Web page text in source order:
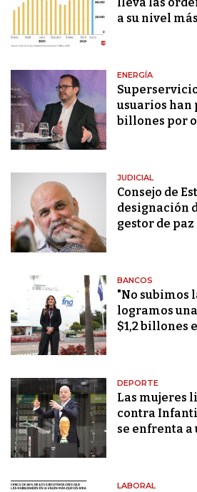
a su nivel
ENERGÍA
usuarios han
billones por
JUDICIAL
Consejo de
designación
gestor de paz
BANCOS
"No subimos
logramos
$1,2 billones
DEPORTE
Las mujeres
contra
se enfrenta a
LABORAL